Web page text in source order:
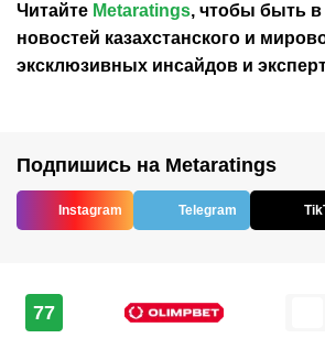
Читайте Metaratings, чтобы быть в
новостей казахстанского и
эксклюзивных инсайдов и
Подпишись на Metaratings
Instagram Telegram
77